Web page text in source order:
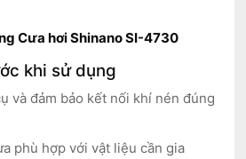
Cưa hơi Shinano SI-4730
khi sử dụng
và đảm bảo kết nối khí nén đúng
phù hợp với vật liệu cần gia